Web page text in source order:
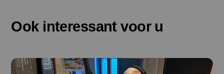
Ook interessant voor u